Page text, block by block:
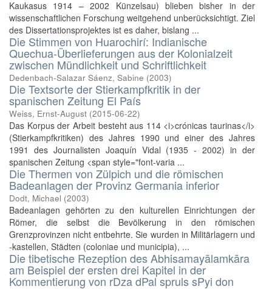
Kaukasus 1914 – 2002 Künzelsau) blieben bisher in der
wissenschaftlichen Forschung weitgehend unberücksichtigt. Ziel
des Dissertationsprojektes ist es daher, bislang ...
Die Stimmen von Huarochirí: Indianische
Quechua-Überlieferungen aus der Kolonialzeit
zwischen Mündlichkeit und Schriftlichkeit
Dedenbach-Salazar Sáenz, Sabine (2003)
Die Textsorte der Stierkampfkritik in der
spanischen Zeitung El País
Weiss, Ernst-August (2015-06-22)
Das Korpus der Arbeit besteht aus 114 <i>crónicas taurinas</i>
(Stierkampfkritiken) des Jahres 1990 und einer des Jahres
1991 des Journalisten Joaquín Vidal (1935 - 2002) in der
spanischen Zeitung <span style="font-varia ...
Die Thermen von Zülpich und die römischen
Badeanlagen der Provinz Germania inferior
Dodt, Michael (2003)
Badeanlagen gehörten zu den kulturellen Einrichtungen der
Römer, die selbst die Bevölkerung in den römischen
Grenzprovinzen nicht entbehrte. Sie wurden in Militärlagern und
-kastellen, Städten (coloniae und municipia), ...
Die tibetische Rezeption des Abhisamayālamkāra
am Beispiel der ersten drei Kapitel in der
Kommentierung von rDza dPal spruls sPyi don